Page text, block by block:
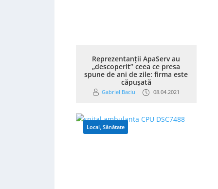
Reprezentanții ApaServ au
„descoperit” ceea ce presa
spune de ani de zile: firma este
căpușată
Gabriel Baciu 08.04.2021
Local, Sănătate